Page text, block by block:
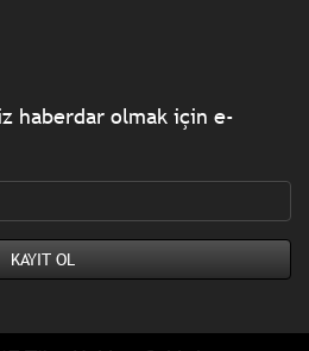
haberdar olmak için e-